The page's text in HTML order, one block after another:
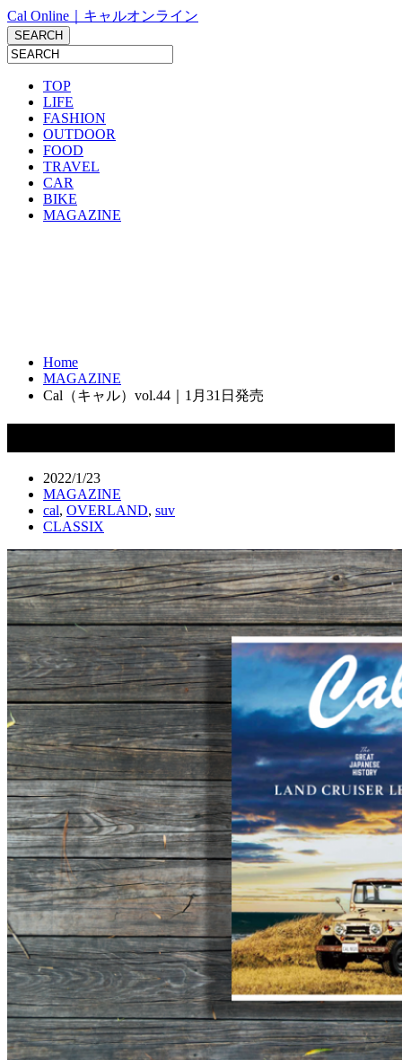
Cal Online｜キャルオンライン
TOP
LIFE
FASHION
OUTDOOR
FOOD
TRAVEL
CAR
BIKE
MAGAZINE
Home
MAGAZINE
Cal（キャル）vol.44｜1月31日発売
2022/1/23
MAGAZINE
cal, OVERLAND, suv
CLASSIX